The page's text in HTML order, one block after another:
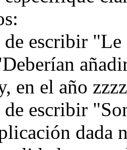
de escribir
en el año
de escribir
dada